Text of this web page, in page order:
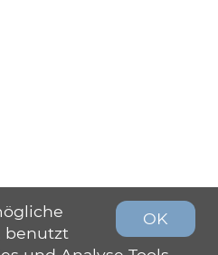
OK
benutzt